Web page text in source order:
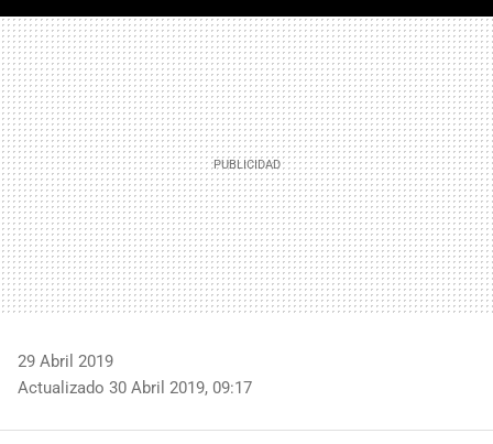
MAIL
29 Abril 2019
Actualizado 30 Abril 2019, 09:17